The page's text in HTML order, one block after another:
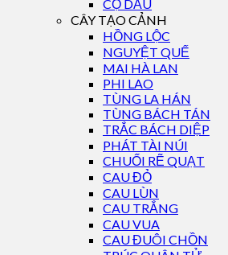
CỌ DẦU
CÂY TẠO CẢNH
HỒNG LỘC
NGUYỆT QUẾ
MAI HÀ LAN
PHI LAO
TÙNG LA HÁN
TÙNG BÁCH TÁN
TRẮC BÁCH DIỆP
PHÁT TÀI NÚI
CHUỐI RẼ QUẠT
CAU ĐỎ
CAU LÙN
CAU TRẮNG
CAU VUA
CAU ĐUÔI CHỒN